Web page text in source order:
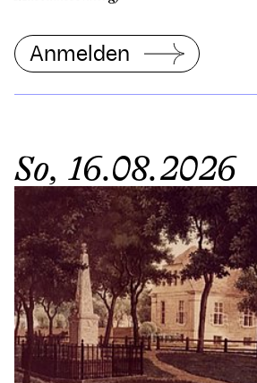
Anmelden
So, 16.08.2026